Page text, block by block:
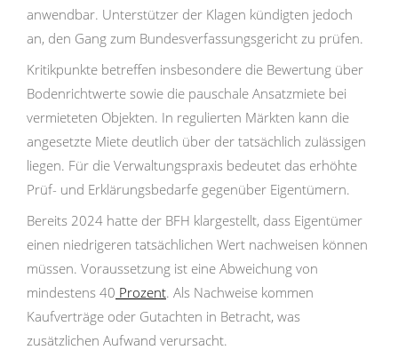
anwendbar. Unterstützer der Klagen kündigten jedoch
an, den Gang zum Bundesverfassungsgericht zu prüfen.
Kritikpunkte betreffen insbesondere die Bewertung über
Bodenrichtwerte sowie die pauschale Ansatzmiete bei
vermieteten Objekten. In regulierten Märkten kann die
angesetzte Miete deutlich über der tatsächlich zulässigen
liegen. Für die Verwaltungspraxis bedeutet das erhöhte
Prüf- und Erklärungsbedarfe gegenüber Eigentümern.
Bereits 2024 hatte der BFH klargestellt, dass Eigentümer
einen niedrigeren tatsächlichen Wert nachweisen können
müssen. Voraussetzung ist eine Abweichung von
mindestens 40 Prozent. Als Nachweise kommen
Kaufverträge oder Gutachten in Betracht, was
zusätzlichen Aufwand verursacht.